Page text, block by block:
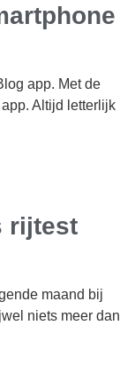
app. Met de
Altijd letterlijk
rijtest
maand bij
niets meer dan